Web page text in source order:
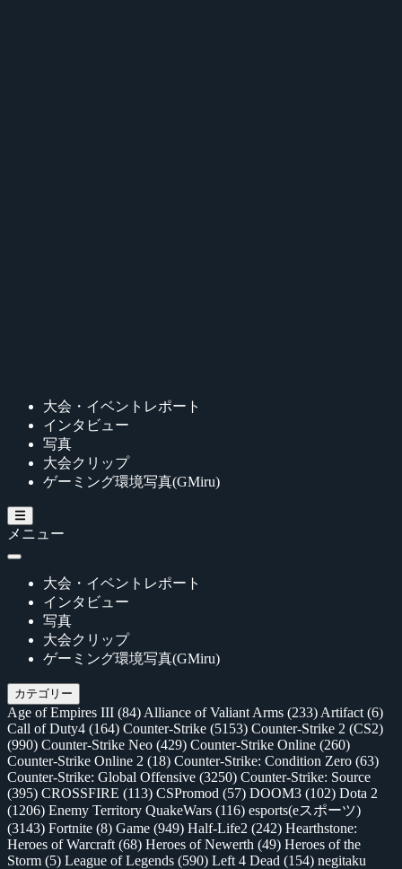
大会・イベントレポート
インタビュー
写真
大会クリップ
ゲーミング環境写真(GMiru)
メニュー
大会・イベントレポート
インタビュー
写真
大会クリップ
ゲーミング環境写真(GMiru)
カテゴリー
Age of Empires III (84) Alliance of Valiant Arms (233) Artifact (6)
Call of Duty4 (164) Counter-Strike (5153) Counter-Strike 2 (CS2)
(990) Counter-Strike Neo (429) Counter-Strike Online (260)
Counter-Strike Online 2 (18) Counter-Strike: Condition Zero (63)
Counter-Strike: Global Offensive (3250) Counter-Strike: Source
(395) CROSSFIRE (113) CSPromod (57) DOOM3 (102) Dota 2
(1206) Enemy Territory QuakeWars (116) esports(eスポーツ)
(3143) Fortnite (8) Game (949) Half-Life2 (242) Hearthstone:
Heroes of Warcraft (68) Heroes of Newerth (49) Heroes of the
Storm (5) League of Legends (590) Left 4 Dead (154) negitaku